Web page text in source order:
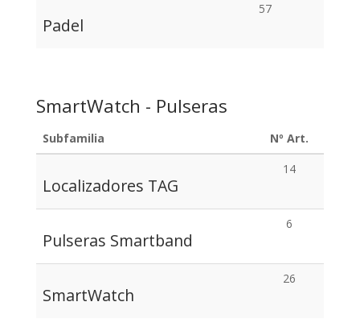
Padel
57
SmartWatch - Pulseras
Subfamilia Nº Art.
Localizadores TAG
14
Pulseras Smartband
6
SmartWatch
26